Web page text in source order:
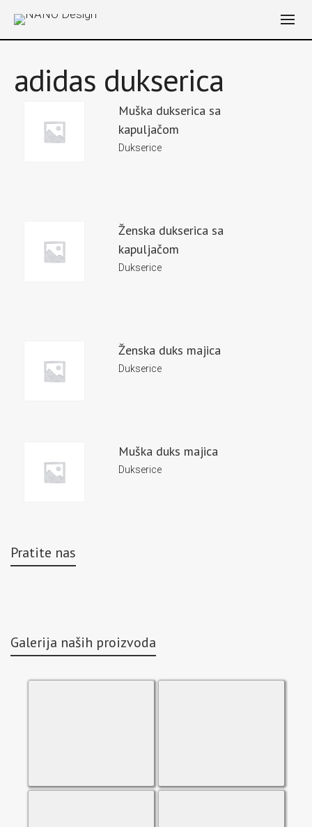
adidas dukserica
Muška dukserica sa
kapuljačom
Dukserice
Ženska dukserica sa
kapuljačom
Dukserice
Ženska duks majica
Dukserice
Muška duks majica
Dukserice
Pratite nas
Galerija naših proizvoda